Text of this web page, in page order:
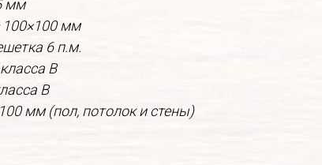
мм
100×100 мм
6 п.м.
В
В
мм (пол, потолок и стены)